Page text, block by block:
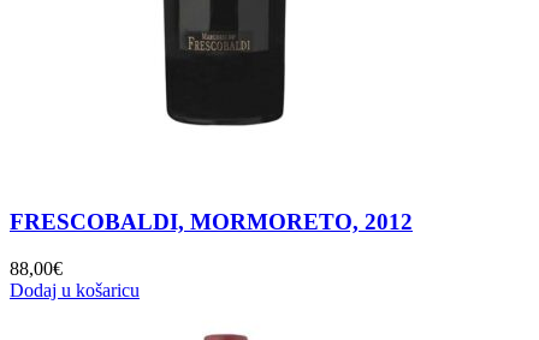
FRESCOBALDI, MORMORETO, 2012
88,00€
Dodaj u košaricu